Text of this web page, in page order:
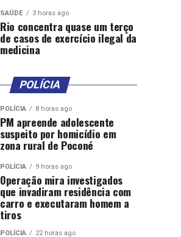
SAÚDE 3 horas ago
Rio concentra quase um terço
de casos de exercício ilegal da
medicina
POLÍCIA
POLÍCIA 8 horas ago
PM apreende adolescente
suspeito por homicídio em
zona rural de Poconé
POLÍCIA 9 horas ago
Operação mira investigados
que invadiram residência com
carro e executaram homem a
tiros
POLÍCIA 22 horas ago